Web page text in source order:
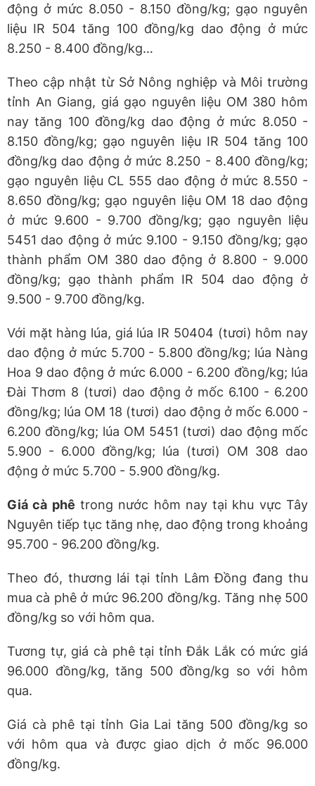
động ở mức 8.050 - 8.150 đồng/kg; gạo nguyên
liệu IR 504 tăng 100 đồng/kg dao động ở mức
8.250 - 8.400 đồng/kg…
Theo cập nhật từ Sở Nông nghiệp và Môi trường
tỉnh An Giang, giá gạo nguyên liệu OM 380 hôm
nay tăng 100 đồng/kg dao động ở mức 8.050 -
8.150 đồng/kg; gạo nguyên liệu IR 504 tăng 100
đồng/kg dao động ở mức 8.250 - 8.400 đồng/kg;
gạo nguyên liệu CL 555 dao động ở mức 8.550 -
8.650 đồng/kg; gạo nguyên liệu OM 18 dao động
ở mức 9.600 - 9.700 đồng/kg; gạo nguyên liệu
5451 dao động ở mức 9.100 - 9.150 đồng/kg; gạo
thành phẩm OM 380 dao động ở 8.800 - 9.000
đồng/kg; gạo thành phẩm IR 504 dao động ở
9.500 - 9.700 đồng/kg.
Với mặt hàng lúa, giá lúa IR 50404 (tươi) hôm nay
dao động ở mức 5.700 - 5.800 đồng/kg; lúa Nàng
Hoa 9 dao động ở mức 6.000 - 6.200 đồng/kg; lúa
Đài Thơm 8 (tươi) dao động ở mốc 6.100 - 6.200
đồng/kg; lúa OM 18 (tươi) dao động ở mốc 6.000 -
6.200 đồng/kg; lúa OM 5451 (tươi) dao động mốc
5.900 - 6.000 đồng/kg; lúa (tươi) OM 308 dao
động ở mức 5.700 - 5.900 đồng/kg.
Giá cà phê trong nước hôm nay tại khu vực Tây
Nguyên tiếp tục tăng nhẹ, dao động trong khoảng
95.700 - 96.200 đồng/kg.
Theo đó, thương lái tại tỉnh Lâm Đồng đang thu
mua cà phê ở mức 96.200 đồng/kg. Tăng nhẹ 500
đồng/kg so với hôm qua.
Tương tự, giá cà phê tại tỉnh Đắk Lắk có mức giá
96.000 đồng/kg, tăng 500 đồng/kg so với hôm
qua.
Giá cà phê tại tỉnh Gia Lai tăng 500 đồng/kg so
với hôm qua và được giao dịch ở mốc 96.000
đồng/kg.